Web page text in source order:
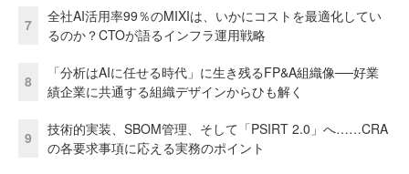
7
全社AI活用率99％のMIXIは、いかにコストを最適化してい
るのか？CTOが語るインフラ運用戦略
8
「分析はAIに任せる時代」に生き残るFP&A組織像──好業
績企業に共通する組織デザインからひも解く
9
技術的実装、SBOM管理、そして「PSIRT 2.0」へ……CRA
の各要求事項に応える実務のポイント